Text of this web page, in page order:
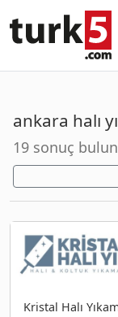
ankara halı
19 sonuç
Kristal Halı